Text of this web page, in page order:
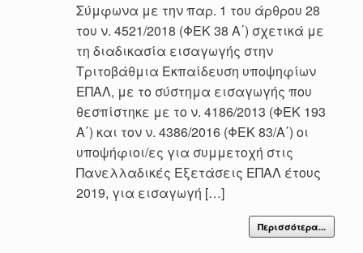
Σύμφωνα με την παρ. 1 του άρθρου 28
του ν. 4521/2018 (ΦΕΚ 38 Α΄) σχετικά με
τη διαδικασία εισαγωγής στην
Τριτοβάθμια Εκπαίδευση υποψηφίων
ΕΠΑΛ, με το σύστημα εισαγωγής που
θεσπίστηκε με το ν. 4186/2013 (ΦΕΚ 193
Α΄) και τον ν. 4386/2016 (ΦΕΚ 83/Α΄) οι
υποψήφιοι/ες για συμμετοχή στις
Πανελλαδικές Εξετάσεις ΕΠΑΛ έτους
2019, για εισαγωγή […]
Περισσότερα...